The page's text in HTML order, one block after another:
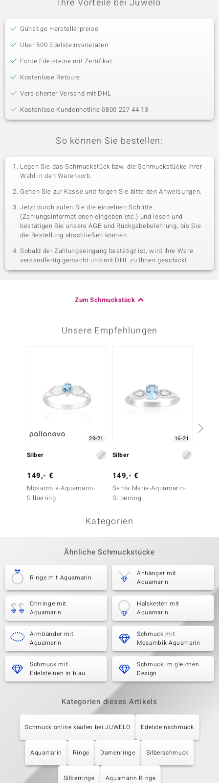
Ihre Vorteile bei Juwelo
Günstige Herstellerpreise
Über 500 Edelsteinvarietäten
Echte Edelsteine mit Zertifikat
Kostenlose Retoure
Versicherter Versand mit DHL
Kostenlose Kundenhotline 0800 227 44 13
So können Sie bestellen:
Legen Sie das Schmuckstück bzw. die Schmuckstücke Ihrer
Wahl in den Warenkorb.
Gehen Sie zur Kasse und folgen Sie bitte den Anweisungen.
Jetzt durchlaufen Sie die einzelnen Schritte
(Zahlungsinformationen eingeben etc.) und lesen und
bestätigen Sie unsere AGB und Rückgabebelehrung, bis Sie
die Bestellung abschließen können.
Sobald der Zahlungseingang bestätigt ist, wird Ihre Ware
versandfertig gemacht und mit DHL zu Ihnen geschickt.
Zum Schmuckstück
Unsere Empfehlungen
20-21
Silber
149,- €
Mosambik-Aquamarin-
Silberring
16-21
Silber
149,- €
Santa Maria-Aquamarin-
Silberring
Kategorien
Ähnliche Schmuckstücke
Ringe mit Aquamarin
Anhänger mit
Aquamarin
Ohrringe mit
Aquamarin
Halsketten mit
Aquamarin
Armbänder mit
Aquamarin
Schmuck mit
Mosambik-Aquamarin
Schmuck mit
Edelsteinen in blau
Schmuck im gleichen
Design
Kategorien dieses Artikels
Schmuck online kaufen bei JUWELO Edelsteinschmuck
Aquamarin Ringe Damenringe Silberschmuck
Silberringe Aquamarin Ringe